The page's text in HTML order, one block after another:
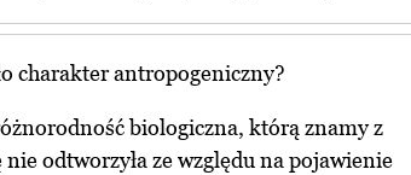
charakter antropogeniczny?
biologiczna, którą znamy z
odtworzyła ze względu na pojawienie